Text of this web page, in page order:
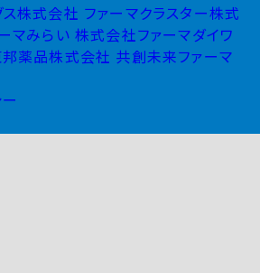
ス株式会社 ファーマクラスター株式
マみらい 株式会社ファーマダイワ
邦薬品株式会社 共創未来ファーマ